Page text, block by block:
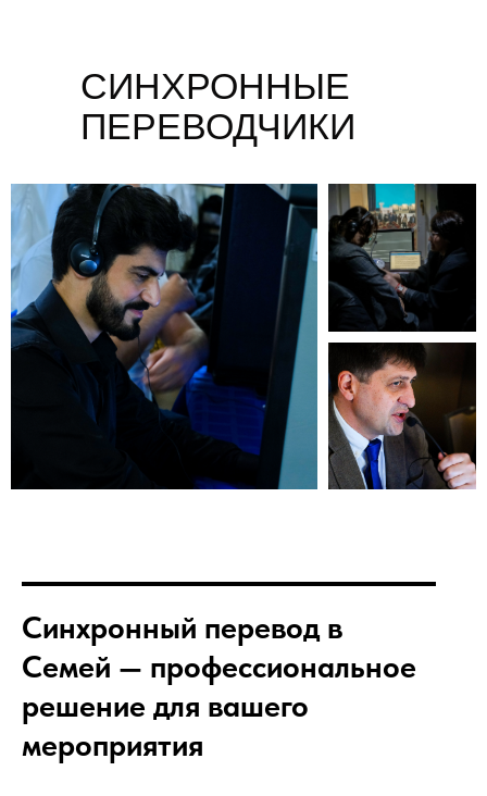
СИНХРОННЫЕ
ПЕРЕВОДЧИКИ
Синхронный перевод в
Семей — профессиональное
решение для вашего
мероприятия